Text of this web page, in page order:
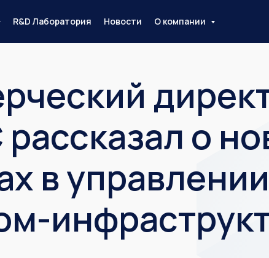
R&D Лаборатория Новости О компании
о
в управлении